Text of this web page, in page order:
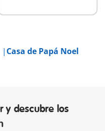
Casa de Papá Noel
y descubre los